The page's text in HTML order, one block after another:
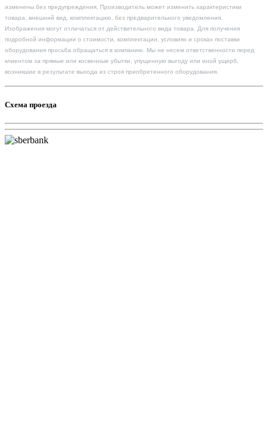
изменены без предупреждения. Производитель может изменить характеристики
товара, внешний вид, комплектацию, без предварительного уведомления.
Изображения могут отличаться от действительного вида товара. Для получения
подробной информации о стоимости, комплектации, условиях и сроках поставки
оборудования просьба обращаться в компанию. Мы не несем ответственности перед
клиентом за прямые или косвенные убытки, упущенную выгоду или иной ущерб,
возникшие в результате выхода из строя приобретенного оборудования.
Схема проезда